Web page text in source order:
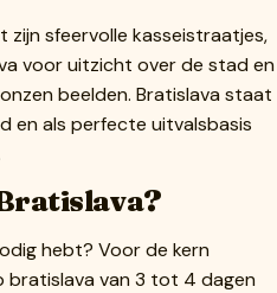
sfeervolle kasseistraatjes,
voor uitzicht over de stad en
beelden. Bratislava staat
en als perfecte uitvalsbasis
hebt? Voor de kern
bratislava van 3 tot 4 dagen